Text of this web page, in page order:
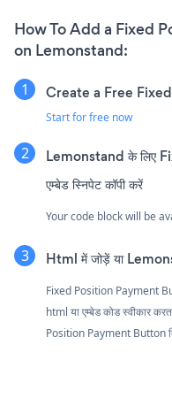
How To Add a Fixed
on Lemonstand:
Create a Free
Start for free now
Lemonstand के लिए
एम्बेड स्निपेट कॉपी करें
Your code block will be
Html में जोड़ें या
Fixed Position Payment
html या एम्बेड कोड स्वीकार
Position Payment Button